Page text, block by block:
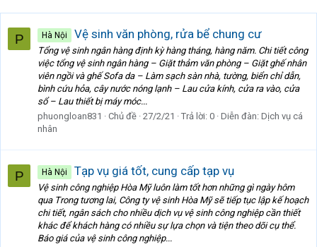
P Hà Nội Vệ sinh văn phòng, rửa bể chung cư
Tổng vệ sinh ngân hàng định kỳ hàng tháng, hàng năm. Chi tiết công
việc tổng vệ sinh ngân hàng – Giặt thảm văn phòng – Giặt ghế nhân
viên ngồi và ghế Sofa da – Làm sạch sàn nhà, tường, biển chỉ dẫn,
bình cứu hỏa, cây nước nóng lạnh – Lau cửa kính, cửa ra vào, cửa
sổ – Lau thiết bị máy móc...
phuongloan831
Chủ đề 27/2/21 Trả lời: 0 Diễn đàn: Dịch vụ cá
nhân
P Hà Nội Tạp vụ giá tốt, cung cấp tạp vụ
Vệ sinh công nghiệp Hòa Mỹ luôn làm tốt hơn những gì ngày hôm
qua Trong tương lai, Công ty vệ sinh Hòa Mỹ sẽ tiếp tục lập kế hoạch
chi tiết, ngân sách cho nhiều dịch vụ vệ sinh công nghiệp cần thiết
khác để khách hàng có nhiều sự lựa chọn và tiện theo dõi cụ thể.
Báo giá của vệ sinh công nghiệp...